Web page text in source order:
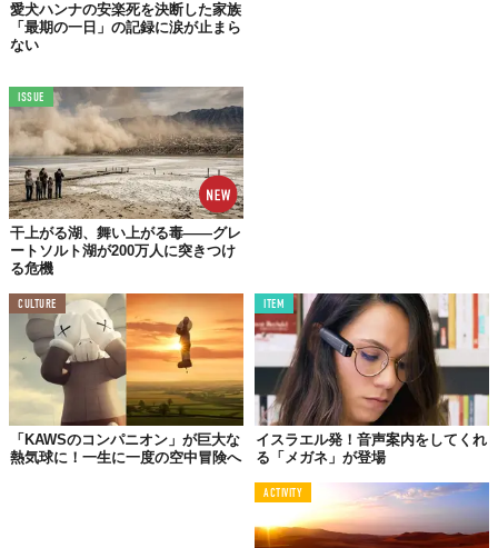
愛犬ハンナの安楽死を決断した家族
「最期の一日」の記録に涙が止まら
ない
ISSUE
干上がる湖、舞い上がる毒——グレ
ートソルト湖が200万人に突きつけ
る危機
CULTURE
「KAWSのコンパニオン」が巨大な
熱気球に！一生に一度の空中冒険へ
ITEM
イスラエル発！音声案内をしてくれ
る「メガネ」が登場
ACTIVITY